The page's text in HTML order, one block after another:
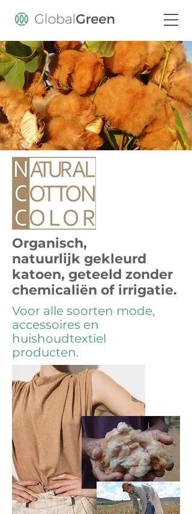
Organisch,
natuurlijk gekleurd
katoen, geteeld zonder
chemicaliën of irrigatie.
Voor alle soorten mode,
accessoires en
huishoudtextiel
producten.